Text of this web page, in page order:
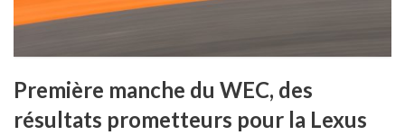
Première manche du WEC, des
résultats prometteurs pour la Lexus